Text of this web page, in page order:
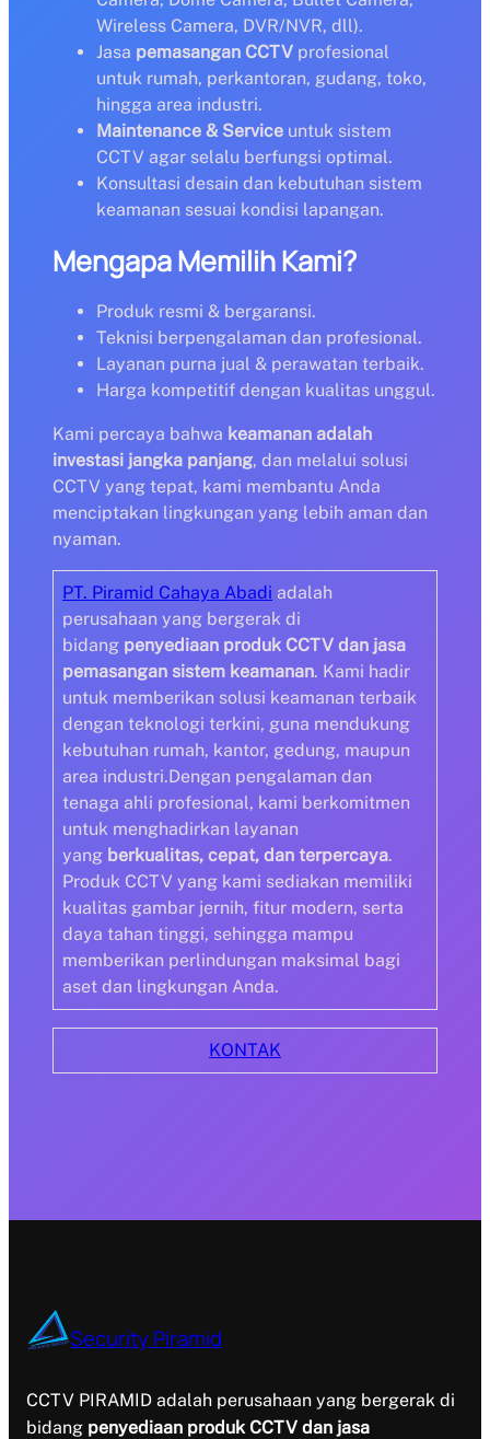
Wireless Camera, DVR/NVR, dll).
Jasa pemasangan CCTV profesional
untuk rumah, perkantoran, gudang, toko,
hingga area industri.
Maintenance & Service untuk sistem
CCTV agar selalu berfungsi optimal.
Konsultasi desain dan kebutuhan sistem
keamanan sesuai kondisi lapangan.
Mengapa Memilih Kami?
Produk resmi & bergaransi.
Teknisi berpengalaman dan profesional.
Layanan purna jual & perawatan terbaik.
Harga kompetitif dengan kualitas unggul.
Kami percaya bahwa keamanan adalah
investasi jangka panjang, dan melalui solusi
CCTV yang tepat, kami membantu Anda
menciptakan lingkungan yang lebih aman dan
nyaman.
PT. Piramid Cahaya Abadi adalah
perusahaan yang bergerak di
bidang penyediaan produk CCTV dan jasa
pemasangan sistem keamanan. Kami hadir
untuk memberikan solusi keamanan terbaik
dengan teknologi terkini, guna mendukung
kebutuhan rumah, kantor, gedung, maupun
area industri.Dengan pengalaman dan
tenaga ahli profesional, kami berkomitmen
untuk menghadirkan layanan
yang berkualitas, cepat, dan terpercaya.
Produk CCTV yang kami sediakan memiliki
kualitas gambar jernih, fitur modern, serta
daya tahan tinggi, sehingga mampu
memberikan perlindungan maksimal bagi
aset dan lingkungan Anda.
KONTAK
Security Piramid
CCTV PIRAMID adalah perusahaan yang bergerak di
bidang penyediaan produk CCTV dan jasa